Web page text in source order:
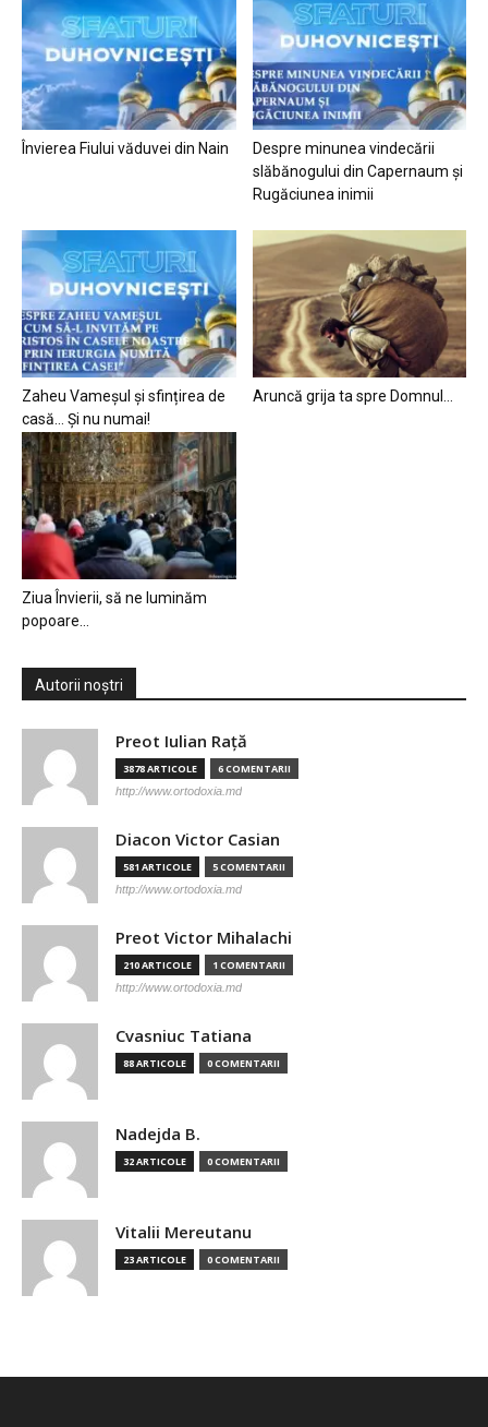
Învierea Fiului văduvei din Nain
Despre minunea vindecării
slăbănogului din Capernaum și
Rugăciunea inimii
Zaheu Vameșul și sfințirea de
casă… Și nu numai!
Aruncă grija ta spre Domnul…
Ziua Învierii, să ne luminăm
popoare…
Autorii noștri
Preot Iulian Raţă
3878 ARTICOLE 6 COMENTARII
http://www.ortodoxia.md
Diacon Victor Casian
581 ARTICOLE 5 COMENTARII
http://www.ortodoxia.md
Preot Victor Mihalachi
210 ARTICOLE 1 COMENTARII
http://www.ortodoxia.md
Cvasniuc Tatiana
88 ARTICOLE 0 COMENTARII
Nadejda B.
32 ARTICOLE 0 COMENTARII
Vitalii Mereutanu
23 ARTICOLE 0 COMENTARII